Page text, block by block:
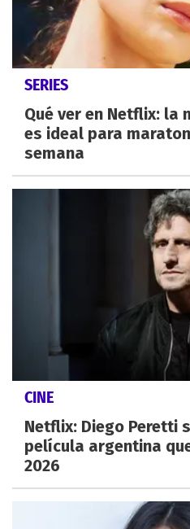
SERIES
Qué ver en Netflix: la
es ideal para
semana
CINE
Netflix: Diego Peretti
película argentina
2026